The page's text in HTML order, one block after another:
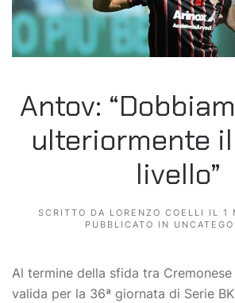
Antov:
ulteriormente
livello”
SCRITTO DA LORENZO COELLI IL 1
PUBBLICATO IN
Al termine della sfida tra Cremonese
valida per la 36ª giornata di Serie